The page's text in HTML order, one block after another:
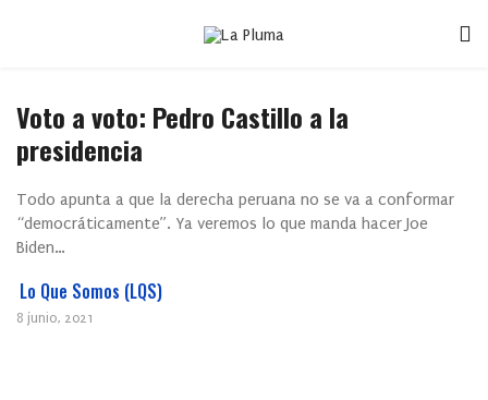
Voto a voto: Pedro Castillo a la
presidencia
Todo apunta a que la derecha peruana no se va a conformar
“democráticamente”. Ya veremos lo que manda hacer Joe
Biden…
Lo Que Somos (LQS)
8 junio, 2021